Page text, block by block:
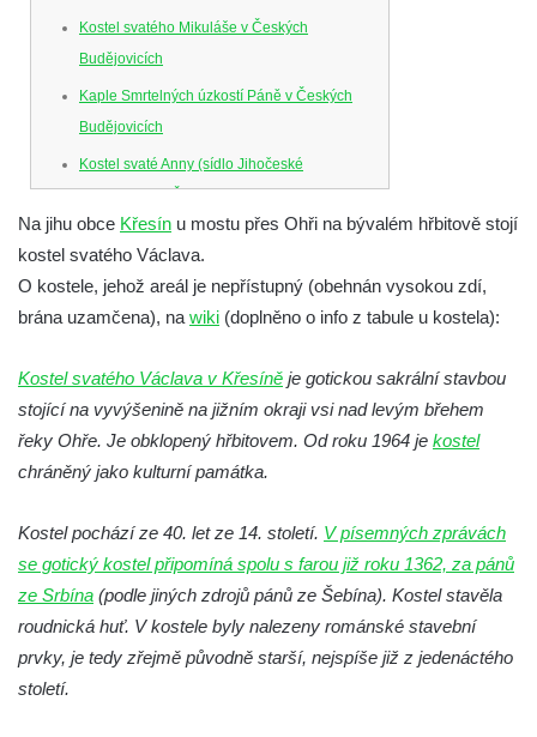
Kostel svatého Mikuláše v Českých
Budějovicích
Kaple Smrtelných úzkostí Páně v Českých
Budějovicích
Kostel svaté Anny (sídlo Jihočeské
filharmonie) v Českých Budějovicích
Kostel svaté Rodiny v Českých
Budějovicích
Kostel Obětování Panny Marie u kláštera
dominikánů v Českých Budějovicích
Kostel Všech svatých v Kamenném Újezdě
Kaple na křižovatce ulic Budějovická a
Dělnická v Kamenném Újezdě
Bývalý kostel svatých Filipa a Jakuba na
Kaple na hřbitově ve Velešíně
Márnice na hřbitově ve Velešíně
Kostel svatého Václava ve Velešíně
Poutní areál Římov
Na jihu obce Křesín u mostu přes Ohři na bývalém hřbitově stojí
kostel svatého Václava.
O kostele, jehož areál je nepřístupný (obehnán vysokou zdí,
brána uzamčena), na wiki (doplněno o info z tabule u kostela):
Kostel svatého Václava v Křesíně je gotickou sakrální stavbou
stojící na vyvýšenině na jižním okraji vsi nad levým břehem
řeky Ohře. Je obklopený hřbitovem. Od roku 1964 je kostel
chráněný jako kulturní památka.
Kostel pochází ze 40. let ze 14. století. V písemných zprávách
se gotický kostel připomíná spolu s farou již roku 1362, za pánů
ze Srbína (podle jiných zdrojů pánů ze Šebína). Kostel stavěla
roudnická huť. V kostele byly nalezeny románské stavební
prvky, je tedy zřejmě původně starší, nejspíše již z jedenáctého
století.